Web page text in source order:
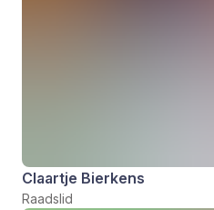
Claartje Bierkens
Raadslid